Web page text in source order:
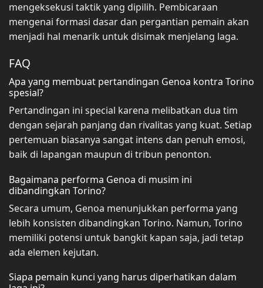
mengeksekusi taktik yang dipilih. Pembicaraan
mengenai formasi dasar dan pergantian pemain akan
menjadi hal menarik untuk disimak menjelang laga.
FAQ
Apa yang membuat pertandingan Genoa kontra Torino
spesial?
Pertandingan ini special karena melibatkan dua tim
dengan sejarah panjang dan rivalitas yang kuat. Setiap
pertemuan biasanya sangat intens dan penuh emosi,
baik di lapangan maupun di tribun penonton.
Bagaimana performa Genoa di musim ini
dibandingkan Torino?
Secara umum, Genoa menunjukkan performa yang
lebih konsisten dibandingkan Torino. Namun, Torino
memiliki potensi untuk bangkit kapan saja, jadi tetap
ada elemen kejutan.
Siapa pemain kunci yang harus diperhatikan dalam